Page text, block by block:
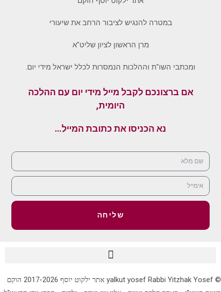
במטרה להנגיש לציבור הרחב את שיעורי
מרן הראשון לציון שליט"א
ומכתבי השו"ת וההלכות הנמסרות לכלל ישראל מידי יום.
אם ברצונכם לקבל מייל מידי יום עם ההלכה
היומית,
נא הכניסו את כתובת המייל…
שליחה
© yalkut yosef Rabbi Yitzhak Yosef אתר ילקוט יוסף 2017-2026 הוקם